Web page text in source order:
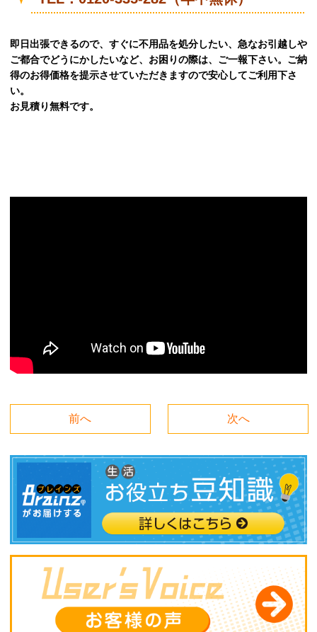
即日出張できるので、すぐに不用品を処分したい、急なお引越しや
ご都合でどうにかしたいなど、お困りの際は、ご一報下さい。ご納
得のお得価格を提示させていただきますので安心してご利用下さ
い。
お見積り無料です。
前へ 次へ